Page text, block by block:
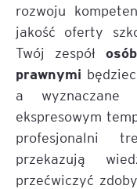
rozwoju
jakość oferty
Twój zespół
prawnymi
a
ekspresowym
profesjonalni
przekazują
przećwiczyć